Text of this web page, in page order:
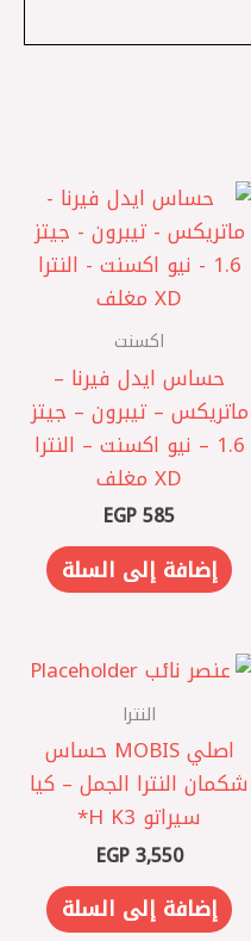
اكسنت
حساس ايدل فيرنا –
ماتريكس – تيبرون – جيتز
1.6 – نيو اكسنت – النترا
XD مغلف
EGP585
إضافة إلى السلة
النترا
اصلي MOBIS حساس
شكمان النترا الجمل – كيا
سيراتو K3 ‏H*
EGP3,550
إضافة إلى السلة